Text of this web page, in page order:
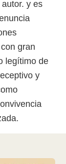
y es
gran
legítimo de
y